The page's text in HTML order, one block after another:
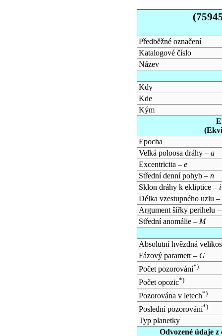
Předběžné označení
Katalogové číslo
Název
Kdy
Kde
Kým
Epocha
Velká poloosa dráhy – a
Excentricita – e
Střední denní pohyb – n
Sklon dráhy k ekliptice – i
Délka vzestupného uzlu –
Argument šířky perihelu
Střední anomálie – M
Absolutní hvězdná
Fázový parametr – G
Počet pozorování*)
Počet opozic*)
Pozorována v letech*)
Poslední pozorování*)
Typ planetky
Odvozené údaje